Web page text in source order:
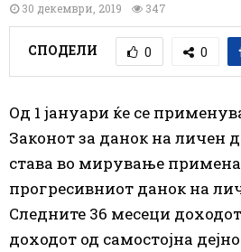
30 декември, 2019 347
СПОДЕЛИ 0 0
Од 1 јануари ќе се
Законот за данок на личен
става во мирување
прогресивниот данок на
Следните 36 месеци
доходот од самостојна